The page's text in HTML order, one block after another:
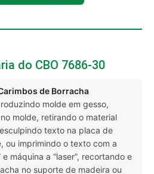
do CBO 7686-30
de Borracha
molde em gesso,
molde, retirando o material
texto na placa de
ou imprimindo o texto com a
máquina a “laser”, recortando e
no suporte de madeira ou